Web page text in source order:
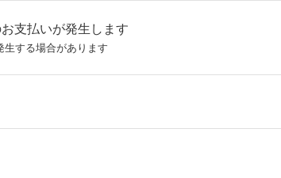
支払いが発生します
する場合があります